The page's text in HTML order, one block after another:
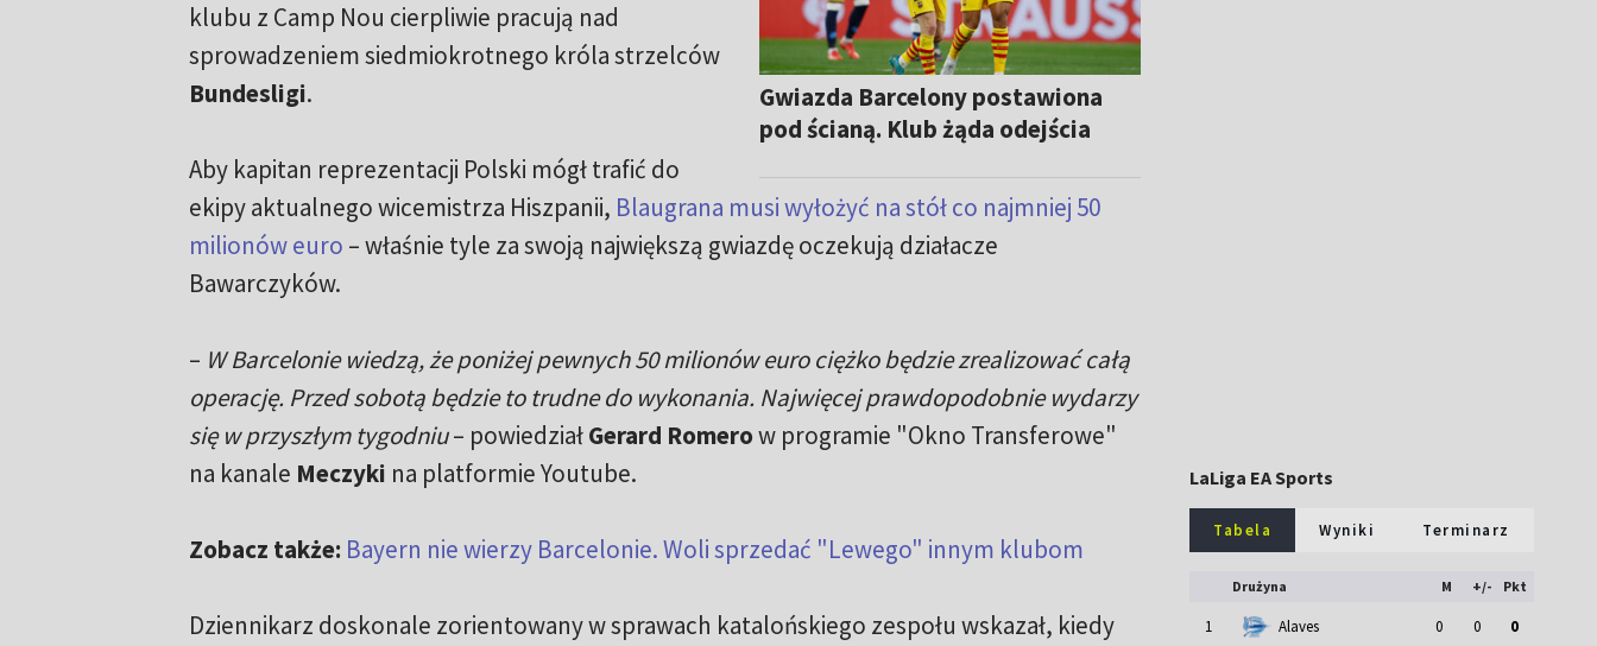
Gwiazda Barcelony postawiona
pod ścianą. Klub żąda odejścia
klubu z Camp Nou cierpliwie pracują nad
sprowadzeniem siedmiokrotnego króla strzelców
Bundesligi.
Aby kapitan reprezentacji Polski mógł trafić do
ekipy aktualnego wicemistrza Hiszpanii, Blaugrana musi wyłożyć na stół co najmniej 50
milionów euro – właśnie tyle za swoją największą gwiazdę oczekują działacze
Bawarczyków.
– W Barcelonie wiedzą, że poniżej pewnych 50 milionów euro ciężko będzie zrealizować całą
operację. Przed sobotą będzie to trudne do wykonania. Najwięcej prawdopodobnie wydarzy
się w przyszłym tygodniu– powiedziałGerard Romerow programie "Okno Transferowe"
na kanale Meczyki na platformie Youtube.
Zobacz także: Bayern nie wierzy Barcelonie. Woli sprzedać "Lewego" innym klubom
Dziennikarz doskonale zorientowany w sprawach katalońskiego zespołu wskazał, kiedy
LaLiga EA Sports
Tabela Wyniki Terminarz
Drużyna M +/- Pkt
1 Alaves 0 0 0